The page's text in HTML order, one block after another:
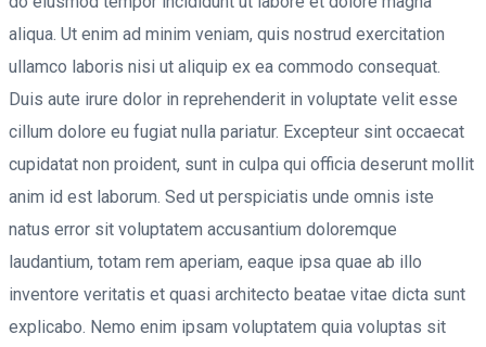
aliqua. Ut enim ad minim veniam, quis nostrud exercitation
ullamco laboris nisi ut aliquip ex ea commodo consequat.
Duis aute irure dolor in reprehenderit in voluptate velit esse
cillum dolore eu fugiat nulla pariatur. Excepteur sint occaecat
cupidatat non proident, sunt in culpa qui officia deserunt mollit
anim id est laborum. Sed ut perspiciatis unde omnis iste
natus error sit voluptatem accusantium doloremque
laudantium, totam rem aperiam, eaque ipsa quae ab illo
inventore veritatis et quasi architecto beatae vitae dicta sunt
explicabo. Nemo enim ipsam voluptatem quia voluptas sit